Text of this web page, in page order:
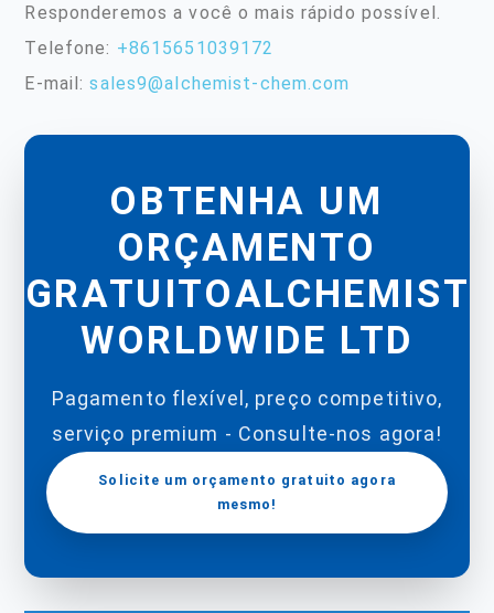
Responderemos a você o mais rápido possível.
Telefone: +8615651039172
E-mail:sales9@alchemist-chem.com
OBTENHA UM
ORÇAMENTO
GRATUITOALCHEMIST
WORLDWIDE LTD
Pagamento flexível, preço competitivo,
serviço premium - Consulte-nos agora!
Solicite um orçamento gratuito agora
mesmo!